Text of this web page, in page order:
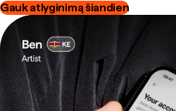
Gauk atlyginimą šiandien